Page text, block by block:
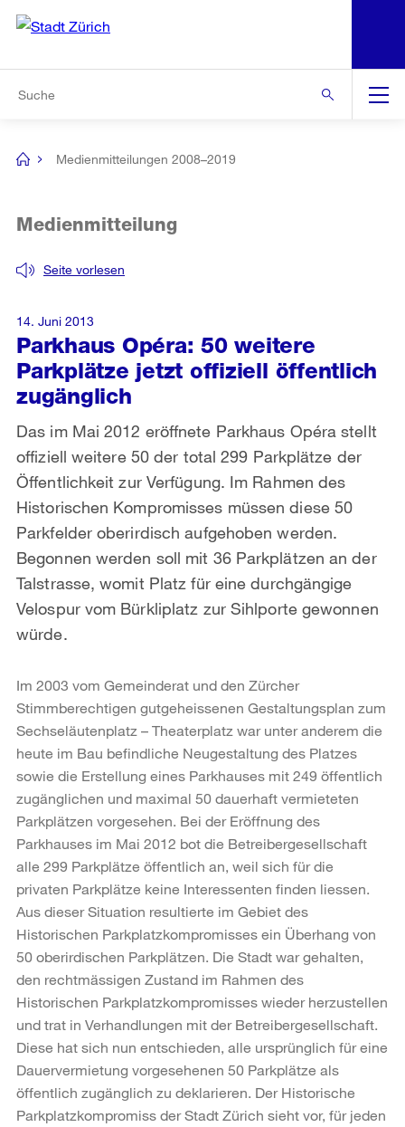
Navigation
[no
Medienmitteilungen 2008–2019
Parkhaus Opéra: 50 weitere
Parkplätze jetzt offiziell öffentlich
zugänglich
Seite vorlesen
Medienmitteilung
Das im Mai 2012 eröffnete Parkhaus Opéra stellt
offiziell weitere 50 der total 299 Parkplätze der
Öffentlichkeit zur Verfügung. Im Rahmen des
Historischen Kompromisses müssen diese 50
Parkfelder oberirdisch aufgehoben werden.
Begonnen werden soll mit 36 Parkplätzen an der
Talstrasse, womit Platz für eine durchgängige
Velospur vom Bürkliplatz zur Sihlporte gewonnen
würde.
14. Juni 2013
Im 2003 vom Gemeinderat und den Zürcher
Stimmberechtigen gutgeheissenen Gestaltungsplan zum
Sechseläutenplatz – Theaterplatz war unter anderem die
heute im Bau befindliche Neugestaltung des Platzes
sowie die Erstellung eines Parkhauses mit 249 öffentlich
zugänglichen und maximal 50 dauerhaft vermieteten
Parkplätzen vorgesehen. Bei der Eröffnung des
Parkhauses im Mai 2012 bot die Betreibergesellschaft
alle 299 Parkplätze öffentlich an, weil sich für die
privaten Parkplätze keine Interessenten finden liessen.
Aus dieser Situation resultierte im Gebiet des
Historischen Parkplatzkompromisses ein Überhang von
50 oberirdischen Parkplätzen. Die Stadt war gehalten,
den rechtmässigen Zustand im Rahmen des
Historischen Parkplatzkompromisses wieder herzustellen
und trat in Verhandlungen mit der Betreibergesellschaft.
Diese hat sich nun entschieden, alle ursprünglich für eine
Dauervermietung vorgesehenen 50 Parkplätze als
öffentlich zugänglich zu deklarieren. Der Historische
Parkplatzkompromiss der Stadt Zürich sieht vor, für jeden